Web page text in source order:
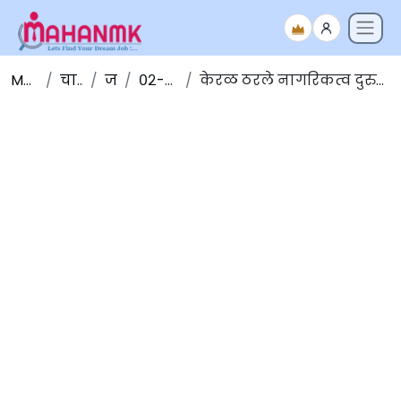
Maha NMK चालू घडामोडी जानेवारी ०२-जानेवारी -२०२० केरळ ठरले नागरिकत्व दुरुस्ती कायद्या(CAA)विरोधी ठराव मंजूर करणारे पहिले राज्य